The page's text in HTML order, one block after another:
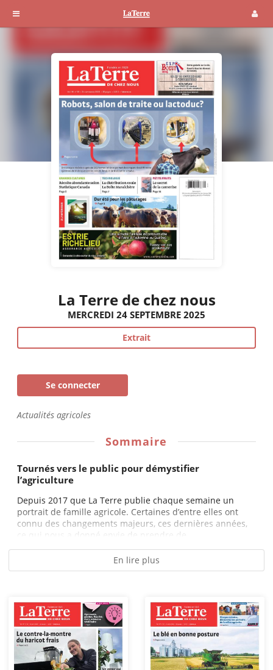
La Terre de chez nous
MERCREDI 24 SEPTEMBRE 2025
Extrait
Se connecter
Actualités agricoles
Sommaire
Tournés vers le public pour démystifier
l’agriculture
Depuis 2017 que La Terre publie chaque semaine un
portrait de famille agricole. Certaines d’entre elles ont
connu des changements majeurs, ces dernières années,
ce qui nous a donné envie de prendre de...
En lire plus